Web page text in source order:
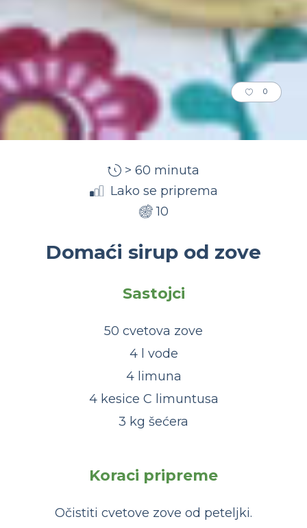
0
> 60 minuta
Lako se priprema
10
Domaći sirup od zove
Sastojci
50 cvetova zove
4 l vode
4 limuna
4 kesice C limuntusa
3 kg šećera
Koraci pripreme
Očistiti cvetove zove od peteljki.